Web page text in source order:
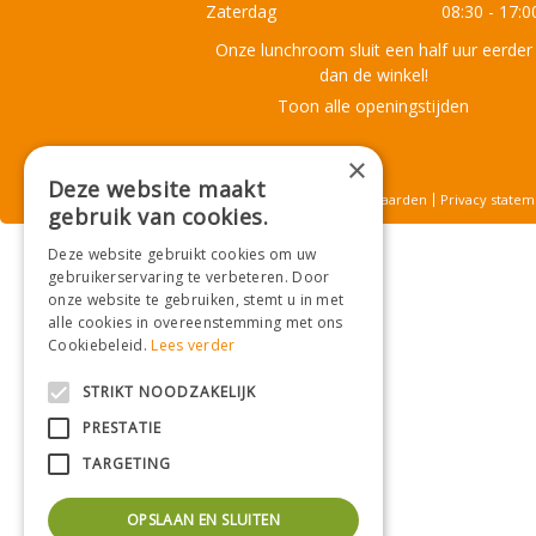
Zaterdag
08:30 -
Onze lunchroom sluit een half uur eerder
dan de winkel!
Toon alle openingstijden
© Tuincentrum De Mooij Algemene voorwaarden Privacy
×
Deze website maakt
gebruik van cookies.
Deze website gebruikt cookies om uw
gebruikerservaring te verbeteren. Door
onze website te gebruiken, stemt u in met
alle cookies in overeenstemming met ons
Cookiebeleid.Lees verder
STRIKT NOODZAKELIJK
PRESTATIE
TARGETING
OPSLAAN EN SLUITEN